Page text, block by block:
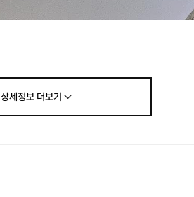
상세정보더보기